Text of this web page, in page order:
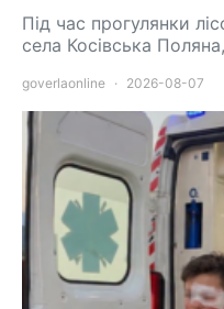
Під час прогулянки
села Косівська
goverlaonline 2026-08-07